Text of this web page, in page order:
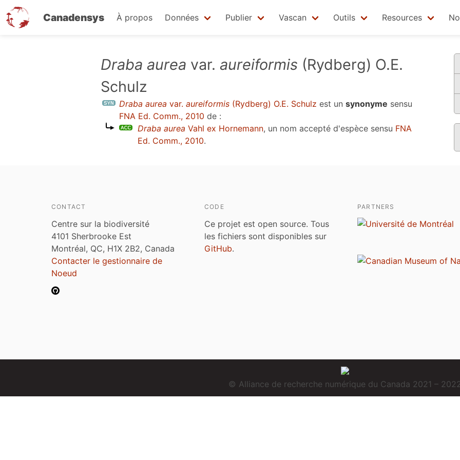
Canadensys À propos Données Publier Vascan Outils Resources
Draba aurea var. aureiformis (Rydberg) O.E.
Schulz
Draba aurea var. aureiformis (Rydberg) O.E. Schulz est un synonyme sensu
FNA Ed. Comm., 2010 de :
Draba aurea Vahl ex Hornemann, un nom accepté d'espèce sensu FNA
Ed. Comm., 2010.
CONTACT
Centre sur la biodiversité
4101 Sherbrooke Est
Montréal, QC, H1X 2B2, Canada
Contacter le gestionnaire de
Noeud
CODE
Ce projet est open source. Tous
les fichiers sont disponibles sur
GitHub.
PARTNERS
© Alliance de recherche numérique du Canada 2021 –